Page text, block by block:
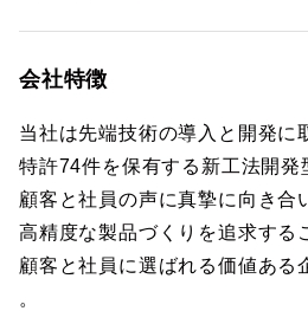
会社特徴
当社は先端技術の導入と開発に
特許74件を保有する新工法開発
顧客と社員の声に真摯に向き合
高精度な製品づくりを追求する
顧客と社員に選ばれる価値ある
。